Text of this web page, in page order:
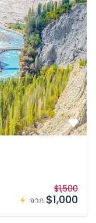
จาก
$1,500
$1,000